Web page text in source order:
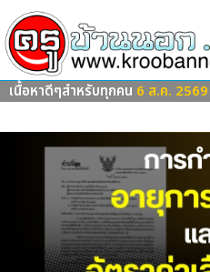
เนื้อหาดีๆสำหรับทุกคน 6 ส.ค. 2569